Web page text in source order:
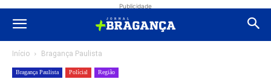
Publicidade
Início Bragança Paulista
Bragança Paulista Polícial Região